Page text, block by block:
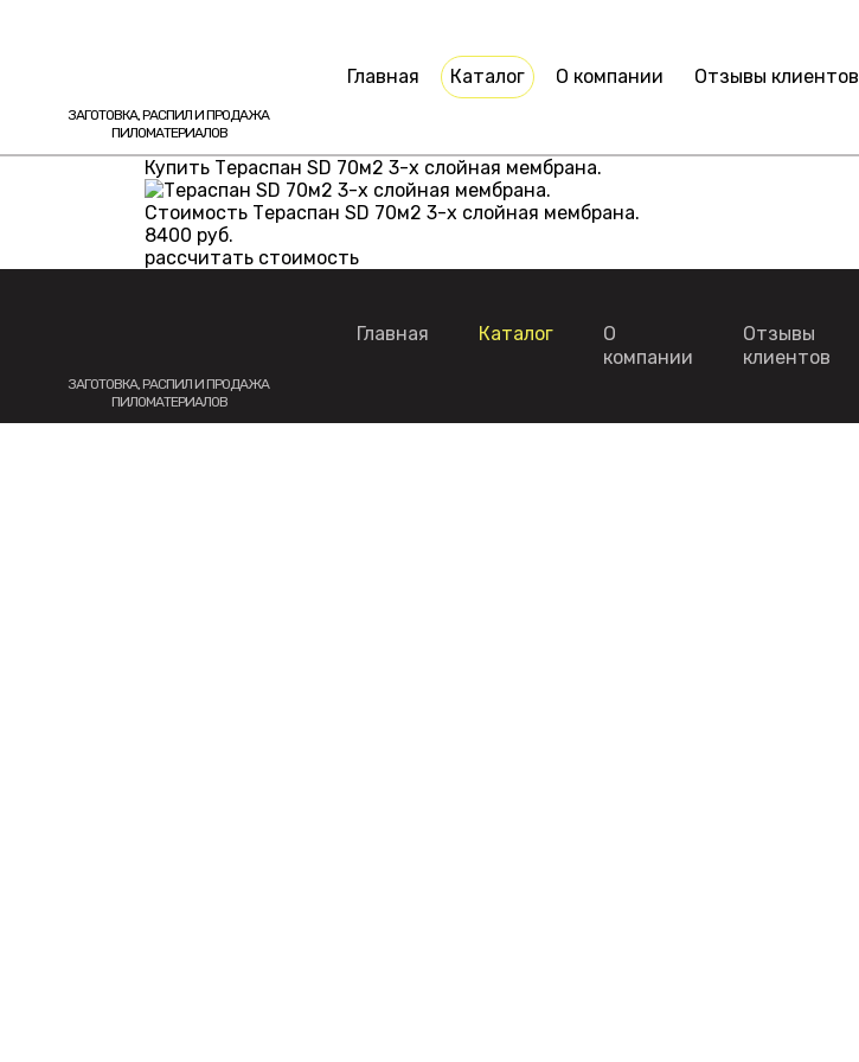
ЗАГОТОВКА, РАСПИЛ И ПРОДАЖА
ПИЛОМАТЕРИАЛОВ
Главная Каталог О компании Отзывы клиентов
Купить Тераспан SD 70м2 3-х слойная мембрана.
Стоимость Тераспан SD 70м2 3-х слойная мембрана.
8400 руб.
рассчитать стоимость
ЗАГОТОВКА, РАСПИЛ И ПРОДАЖА
ПИЛОМАТЕРИАЛОВ
Главная Каталог
О
компании
Отзывы
клиентов